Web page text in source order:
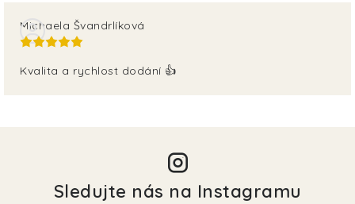
Michaela Švandrlíková
Kvalita a rychlost dodání 👍
Sledujte nás na Instagramu